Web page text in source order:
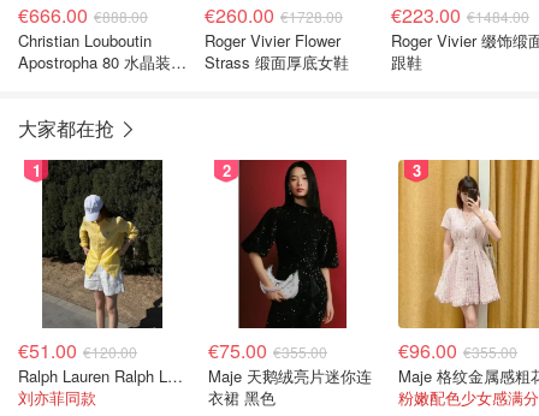
€666.00 €888.00
Christian Louboutin
Apostropha 80 水晶装饰
€260.00 €1728.00
Roger Vivier Flower
Strass 缎面厚底女鞋
€223.00 €1484.00
Roger Vivier 缀饰缎
跟鞋
大家都在抢
1
€51.00 €120.00
Ralph Lauren Ralph Lauren 男童亚麻衬衫
刘亦菲同款
2
€75.00 €355.00
Maje 天鹅绒亮片迷你连
衣裙 黑色
3
€96.00 €355.00
粉嫩配色少女感满